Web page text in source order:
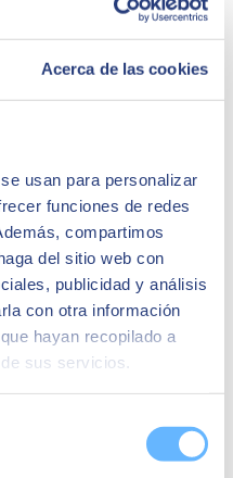
Acerca de las cookies
usan para personalizar
funciones de redes
compartimos
del sitio web con
publicidad y análisis
con otra información
hayan recopilado a
sus servicios.
diseño de experiencia de
es un elemento fundamental
de servicios software en la
empresas pueden crear
intuitivas y altamente
positiva para sus